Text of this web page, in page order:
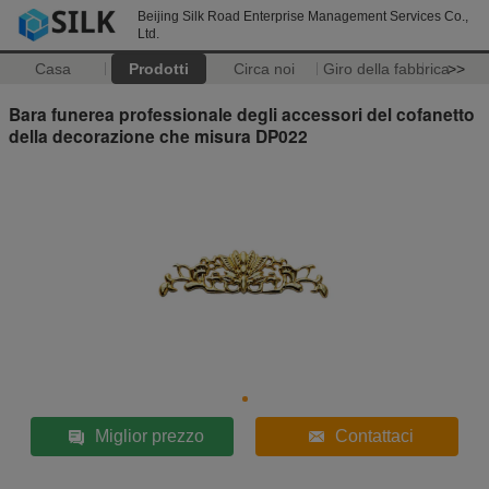
Beijing Silk Road Enterprise Management Services Co.,
Ltd.
Casa Prodotti Circa noi Giro della fabbrica>>
Bara funerea professionale degli accessori del cofanetto
della decorazione che misura DP022
Miglior prezzo Contattaci